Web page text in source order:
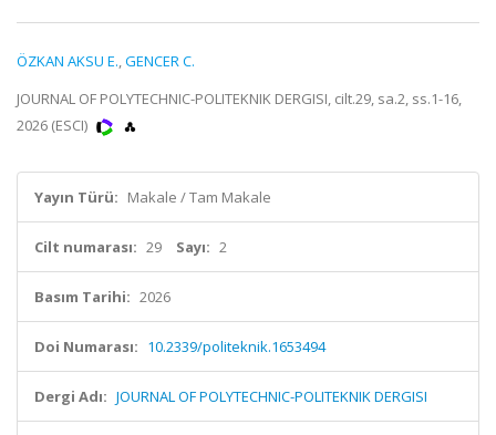
ÖZKAN AKSU E.,GENCER C.
JOURNAL OF POLYTECHNIC-POLITEKNIK DERGISI, cilt.29, sa.2, ss.1-16,
2026 (ESCI)
Yayın Türü: Makale / Tam Makale
Cilt numarası: 29 Sayı: 2
Basım Tarihi: 2026
Doi Numarası: 10.2339/politeknik.1653494
Dergi Adı: JOURNAL OF POLYTECHNIC-POLITEKNIK DERGISI